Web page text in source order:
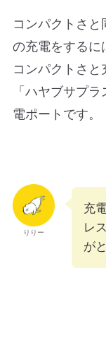
コンパクトさと
の充電をするに
コンパクトさと
「ハヤブサプ
電ポートです。
りりー
充
レ
が